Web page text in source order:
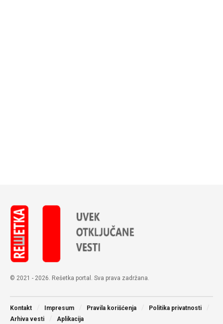
© 2021 - 2026. Rešetka portal. Sva prava zadržana.
Kontakt Impresum Pravila korišćenja
Politika privatnosti
Arhiva vesti
Aplikacija